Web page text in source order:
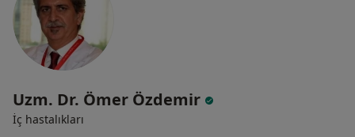
Uzm. Dr. Ömer Özdemir
İç hastalıkları